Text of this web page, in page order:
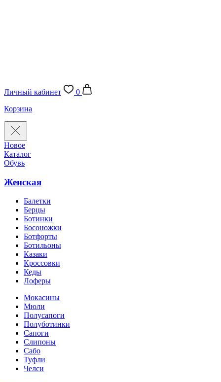
Личный кабинет
0
Корзина
Новое
Каталог
Обувь
Женская
Балетки
Берцы
Ботинки
Босоножки
Ботфорты
Ботильоны
Казаки
Кроссовки
Кеды
Лоферы
Мокасины
Мюли
Полусапоги
Полуботинки
Сапоги
Слипоны
Сабо
Туфли
Челси